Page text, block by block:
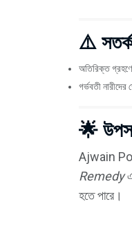
⚠️
অতিরিক্ত গ্রহণে
গর্ভবতী
🌟
Ajwain
Remedy
হতে পারে।